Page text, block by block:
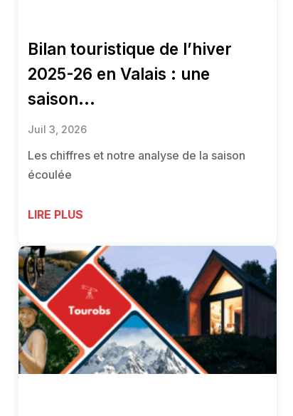
Bilan touristique de l’hiver
2025-26 en Valais : une
saison...
Juil 3, 2026
Les chiffres et notre analyse de la saison
écoulée
LIRE PLUS